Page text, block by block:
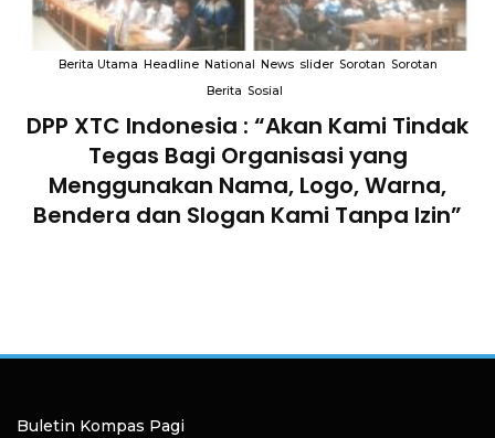
Berita Utama Headline National News slider Sorotan Sorotan
Berita Sosial
DPP XTC Indonesia : “Akan Kami Tindak
Tegas Bagi Organisasi yang
Menggunakan Nama, Logo, Warna,
Bendera dan Slogan Kami Tanpa Izin”
Buletin Kompas Pagi